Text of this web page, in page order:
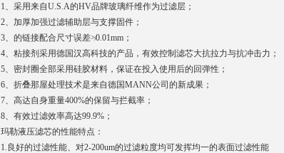
1、采用来自U.S.A的HV品牌玻璃纤维作为过滤层；
2、加厚加强过滤辅助层与支撑固件；
3、的链接配合尺寸误差≯0.01mm；
4、粘接剂采用德国汉高科技的产品，有效控制滤芯大抗拉力与抗冲击力；
5、密封圈全部采用硅胶材料，保证在投入使用后的回弹性；
6、折叠那屋处理技术是来自德国MANN公司的新成果；
7、高达自身重量400%的保留与拦截率；
8、有效过滤效率高达99.9%；
玛勒液压滤芯的性能特点：
1.良好的过滤性能、对2-200um的过滤粒度均可发挥均一的表面过滤性能